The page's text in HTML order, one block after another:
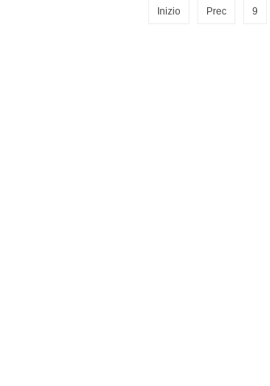
Inizio Prec 9